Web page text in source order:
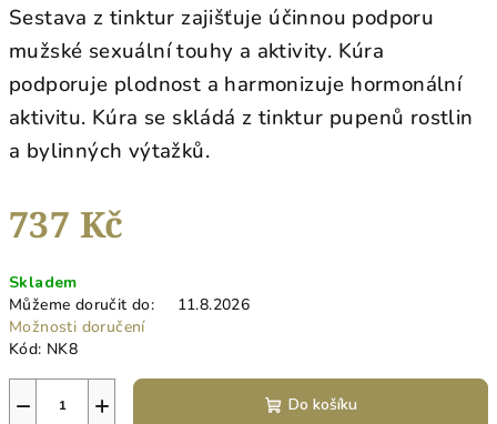
Sestava z tinktur zajišťuje účinnou podporu
mužské sexuální touhy a aktivity. Kúra
podporuje plodnost a harmonizuje hormonální
aktivitu. Kúra se skládá z tinktur pupenů rostlin
a bylinných výtažků.
737 Kč
cena:
Skladem
Můžeme doručit do:
11.8.2026
Možnosti doručení
Kód: NK8
+
− Do košíku